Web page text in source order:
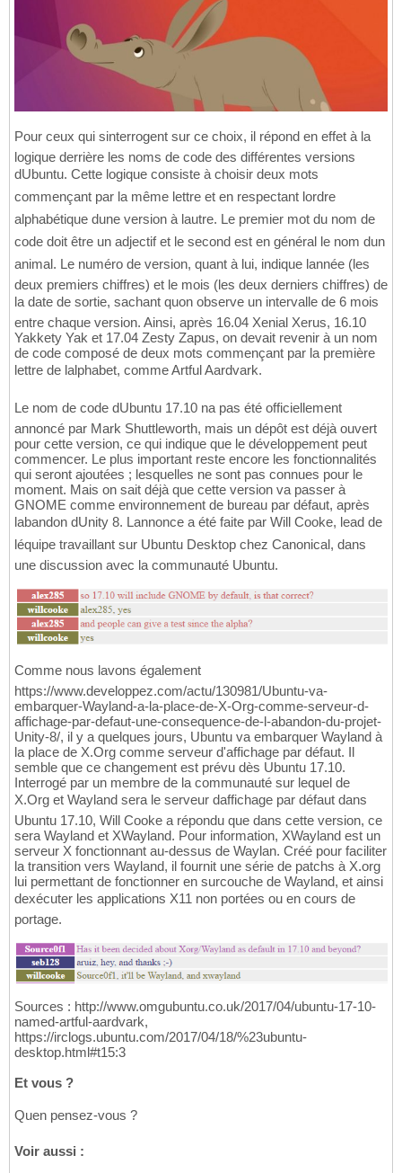
Pour ceux qui sinterrogent sur ce choix, il répond en effet à la
logique derrière les noms de code des différentes versions
dUbuntu. Cette logique consiste à choisir deux mots
commençant par la même lettre et en respectant lordre
alphabétique dune version à lautre. Le premier mot du nom de
code doit être un adjectif et le second est en général le nom dun
animal. Le numéro de version, quant à lui, indique lannée (les
deux premiers chiffres) et le mois (les deux derniers chiffres) de
la date de sortie, sachant quon observe un intervalle de 6 mois
entre chaque version. Ainsi, après 16.04 Xenial Xerus, 16.10
Yakkety Yak et 17.04 Zesty Zapus, on devait revenir à un nom
de code composé de deux mots commençant par la première
lettre de lalphabet, comme Artful Aardvark.
Le nom de code dUbuntu 17.10 na pas été officiellement
annoncé par Mark Shuttleworth, mais un dépôt est déjà ouvert
pour cette version, ce qui indique que le développement peut
commencer. Le plus important reste encore les fonctionnalités
qui seront ajoutées ; lesquelles ne sont pas connues pour le
moment. Mais on sait déjà que cette version va passer à
GNOME comme environnement de bureau par défaut, après
labandon dUnity 8. Lannonce a été faite par Will Cooke, lead de
léquipe travaillant sur Ubuntu Desktop chez Canonical, dans
une discussion avec la communauté Ubuntu.
Comme nous lavons également
https://www.developpez.com/actu/130981/Ubuntu-va-
embarquer-Wayland-a-la-place-de-X-Org-comme-serveur-d-
affichage-par-defaut-une-consequence-de-l-abandon-du-projet-
Unity-8/, il y a quelques jours, Ubuntu va embarquer Wayland à
la place de X.Org comme serveur d'affichage par défaut. Il
semble que ce changement est prévu dès Ubuntu 17.10.
Interrogé par un membre de la communauté sur lequel de
X.Org et Wayland sera le serveur daffichage par défaut dans
Ubuntu 17.10, Will Cooke a répondu que dans cette version, ce
sera Wayland et XWayland. Pour information, XWayland est un
serveur X fonctionnant au-dessus de Waylan. Créé pour faciliter
la transition vers Wayland, il fournit une série de patchs à X.org
lui permettant de fonctionner en surcouche de Wayland, et ainsi
dexécuter les applications X11 non portées ou en cours de
portage.
Sources : http://www.omgubuntu.co.uk/2017/04/ubuntu-17-10-
named-artful-aardvark,
https://irclogs.ubuntu.com/2017/04/18/%23ubuntu-
desktop.html#t15:3
Et vous ?
Quen pensez-vous ?
Voir aussi :